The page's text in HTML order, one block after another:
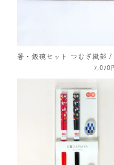
箸・飯碗セット つむぎ織部 /
7,070